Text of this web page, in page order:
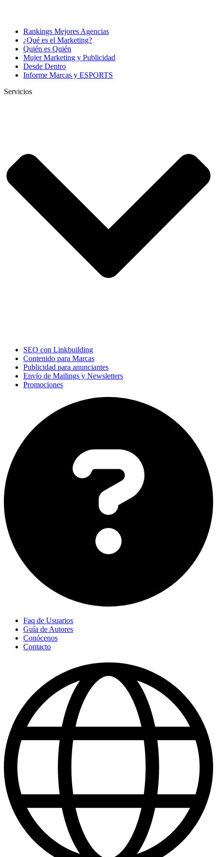
Rankings Mejores Agencias
¿Qué es el Marketing?
Quién es Quién
Mujer Marketing y Publicidad
Desde Dentro
Informe Marcas y ESPORTS
Servicios
SEO con Linkbuilding
Contenido para Marcas
Publicidad para anunciantes
Envío de Mailings y Newsletters
Promociones
Faq de Usuarios
Guía de Autores
Conócenos
Contacto